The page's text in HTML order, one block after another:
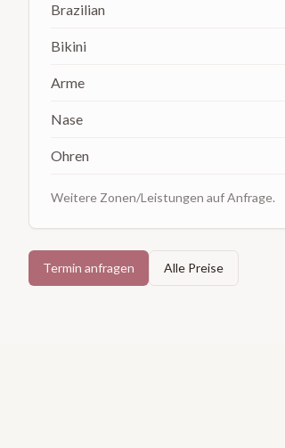
Brazilian
Bikini
Arme
Nase
Ohren
Weitere Zonen/Leistungen auf Anfrage.
Termin anfragen Alle Preise